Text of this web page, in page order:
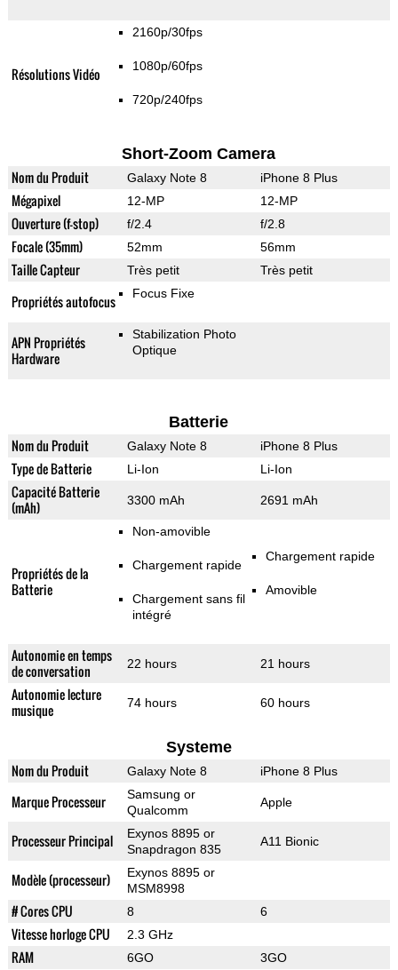
Résolutions Vidéo
2160p/30fps
1080p/60fps
720p/240fps
Short-Zoom Camera
Nom du Produit Galaxy Note 8 iPhone 8 Plus
Mégapixel 12-MP 12-MP
Ouverture (f-stop) f/2.4 f/2.8
Focale (35mm) 52mm 56mm
Taille Capteur Très petit Très petit
Propriétés autofocus Focus Fixe
APN Propriétés
Hardware
Stabilization Photo
Optique
Batterie
Nom du Produit Galaxy Note 8 iPhone 8 Plus
Type de Batterie Li-Ion Li-Ion
Capacité Batterie
(mAh)
3300 mAh 2691 mAh
Propriétés de la
Batterie
Non-amovible
Chargement rapide
Chargement sans fil
intégré
Chargement rapide
Amovible
Autonomie en temps
de conversation
22 hours 21 hours
Autonomie lecture
musique
74 hours 60 hours
Systeme
Nom du Produit Galaxy Note 8 iPhone 8 Plus
Marque Processeur
Samsung or
Qualcomm
Apple
Processeur Principal
Exynos 8895 or
Snapdragon 835
A11 Bionic
Modèle (processeur)
Exynos 8895 or
MSM8998
# Cores CPU 8 6
Vitesse horloge CPU 2.3 GHz
RAM 6GO 3GO